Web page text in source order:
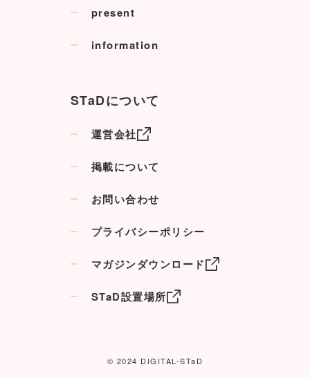
present
information
STaDについて
運営会社
掲載について
お問い合わせ
プライバシーポリシー
マガジンダウンロード
STaD設置場所
© 2024 DIGITAL-STaD